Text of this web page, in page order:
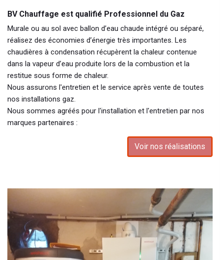
BV Chauffage est qualifié Professionnel du Gaz
Murale ou au sol avec ballon d’eau chaude intégré ou séparé,
réalisez des économies d’énergie très importantes. Les
chaudières à condensation récupèrent la chaleur contenue
dans la vapeur d’eau produite lors de la combustion et la
restitue sous forme de chaleur.
Nous assurons l'entretien et le service après vente de toutes
nos installations gaz.
Nous sommes agréés pour l'installation et l'entretien par nos
marques partenaires :
Voir nos réalisations